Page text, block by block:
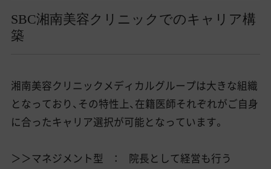
SBC湘南美容クリニックでのキャリア構
築
湘南美容クリニックメディカルグループは大きな組織
となっており、その特性上、在籍医師それぞれがご自身
に合ったキャリア選択が可能となっています。
＞＞マネジメント型 ： 院長として経営も行う